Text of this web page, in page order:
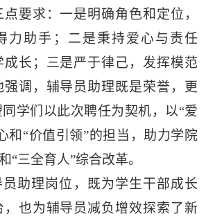
要求：一是明确角色和定位，
力助手；二是秉持爱心与责任
成长；三是严于律己，发挥模范
强调，辅导员助理既是荣誉，更
学们以此次聘任为契机，以“爱
和“价值引领”的担当，助力学院
“三全育人”综合改革。
助理岗位，既为学生干部成长
，也为辅导员减负增效探索了新